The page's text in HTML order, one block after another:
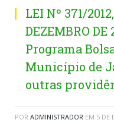
LEI Nº 371/
DEZEMBRO
Programa
Município de
outras
POR ADMINISTRADOR EM 5 DE